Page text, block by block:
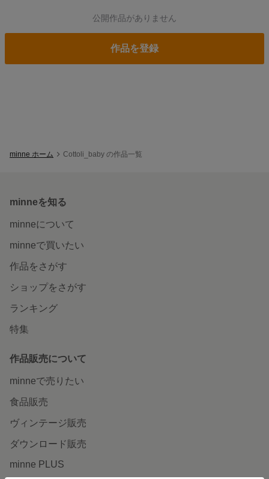
公開作品がありません
作品を登録
minne ホーム Cottoli_baby の作品一覧
minneを知る
minneについて
minneで買いたい
作品をさがす
ショップをさがす
ランキング
特集
作品販売について
minneで売りたい
食品販売
ヴィンテージ販売
ダウンロード販売
minne PLUS